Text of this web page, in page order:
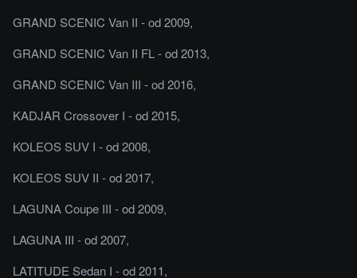
GRAND SCENIC Van II - od 2009,
GRAND SCENIC Van II FL - od 2013,
GRAND SCENIC Van III - od 2016,
KADJAR Crossover I - od 2015,
KOLEOS SUV I - od 2008,
KOLEOS SUV II - od 2017,
LAGUNA Coupe III - od 2009,
LAGUNA III - od 2007,
LATITUDE Sedan I - od 2011,